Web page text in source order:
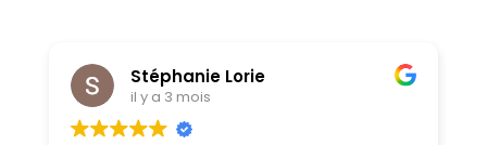
Stéphanie Lorie
il y a 3 mois